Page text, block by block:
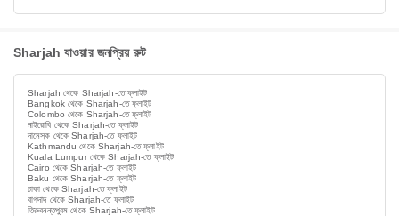
Sharjah যাওয়ার জনপ্রিয় রুট
Sharjah থেকে Sharjah-তে ফ্লাইট
Bangkok থেকে Sharjah-তে ফ্লাইট
Colombo থেকে Sharjah-তে ফ্লাইট
নাইরোবি থেকে Sharjah-তে ফ্লাইট
দামেস্ক থেকে Sharjah-তে ফ্লাইট
Kathmandu থেকে Sharjah-তে ফ্লাইট
Kuala Lumpur থেকে Sharjah-তে ফ্লাইট
Cairo থেকে Sharjah-তে ফ্লাইট
Baku থেকে Sharjah-তে ফ্লাইট
ঢাকা থেকে Sharjah-তে ফ্লাইট
বাগদাদ থেকে Sharjah-তে ফ্লাইট
তিরুবনন্তপুরম থেকে Sharjah-তে ফ্লাইট